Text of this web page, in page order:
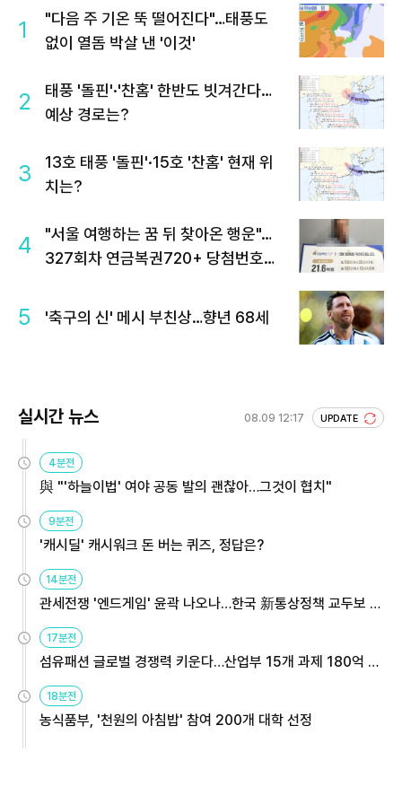
1
"다음 주 기온 뚝 떨어진다"…태풍도
없이 열돔 박살 낸 '이것'
2
태풍 '돌핀'·'찬홈' 한반도 빗겨간다…
예상 경로는?
3
13호 태풍 '돌핀'·15호 '찬홈' 현재 위
치는?
4
"서울 여행하는 꿈 뒤 찾아온 행운"…
327회차 연금복권720+ 당첨번호조
5 '축구의 신' 메시 부친상…향년 68세
실시간 뉴스 08.09 12:17 UPDATE
4분전
與 "'하늘이법' 여야 공동 발의 괜찮아…그것이 협치"
9분전
'캐시딜' 캐시워크 돈 버는 퀴즈, 정답은?
14분전
관세전쟁 '엔드게임' 윤곽 나오나…한국 新통상정책 교두보 활
용해야
17분전
섬유패션 글로벌 경쟁력 키운다…산업부 15개 과제 180억 지
원
18분전
농식품부, '천원의 아침밥' 참여 200개 대학 선정